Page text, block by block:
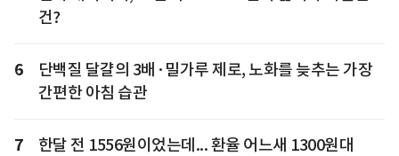
건?
6
단백질 달걀의 3배·밀가루 제로, 노화를 늦추는 가장
간편한 아침 습관
7
한달 전 1556원이었는데... 환율 어느새 1300원대